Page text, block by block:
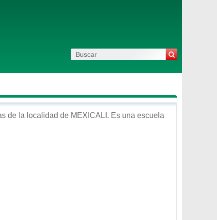
de la localidad de MEXICALI . Es una escuela